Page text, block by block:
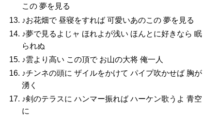
この 夢を見る
♪お花畑で 昼寝をすれば 可愛いあのこの 夢を見る
♪夢で見るよじャ ほれよが浅い ほんとに好きなら 眠
られぬ
♪雲より高い この頂で お山の大将 俺一人
♪チンネの頭に ザイルをかけて パイプ吹かせば 胸が
湧く
♪剣のテラスに ハンマー振れば ハーケン歌うよ 青空
に